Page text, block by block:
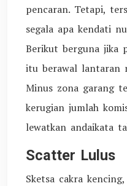
pencaran. Tetapi,
segala apa kendati
Berikut berguna jika
itu berawal lantaran
Minus zona garang
kerugian jumlah
lewatkan andaikata
Scatter Lulus
Sketsa cakra